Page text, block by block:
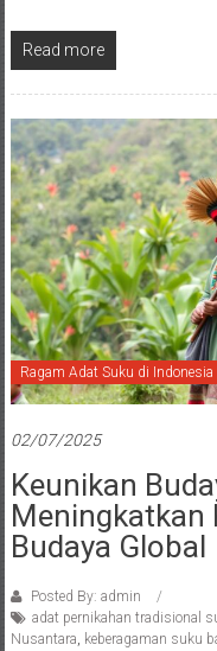
Read more
Ragam Adat Suku di Indonesia
02/07/2025
Keunikan
Meningkatkan
Budaya Global
Posted By: admin
adat pernikahan tradisional
Nusantara, keberagaman suku